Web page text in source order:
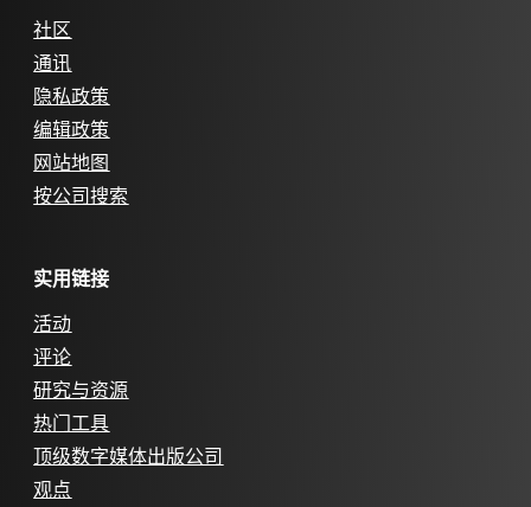
社区
通讯
隐私政策
编辑政策
网站地图
按公司搜索
实用链接
活动
评论
研究与资源
热门工具
顶级数字媒体出版公司
观点